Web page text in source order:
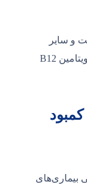
و سایر
محصولات لبنی از مهم‌ترین منابع طبیعی ویتامین B12
بیماری‌های